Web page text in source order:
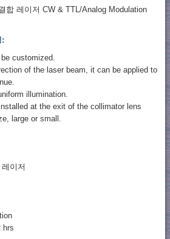
합 레이저 CW & TTL/Analog Modulation
:
customized.
of the laser beam, it can be applied to
illumination.
at the exit of the collimator lens
large or small.
이저
hrs